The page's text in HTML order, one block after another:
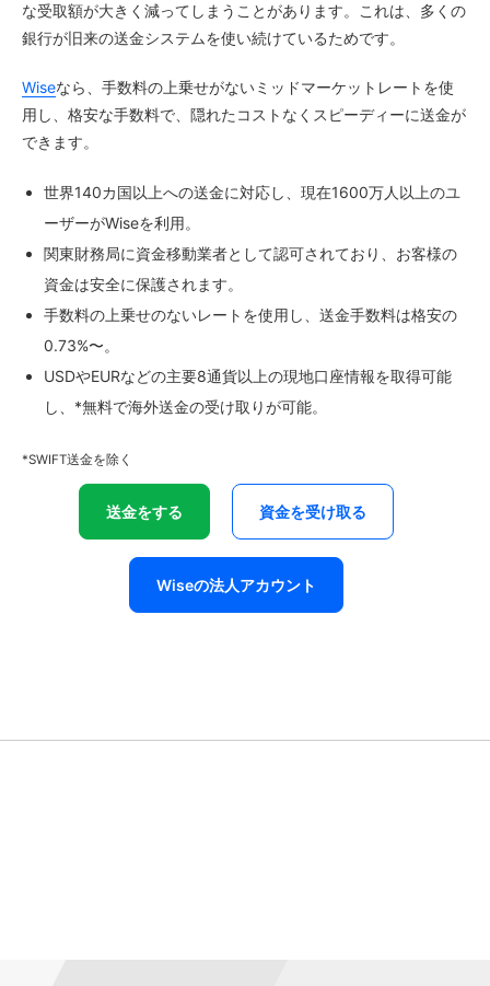
な受取額が大きく減ってしまうことがあります。これは、多くの
銀行が旧来の送金システムを使い続けているためです。
Wiseなら、手数料の上乗せがないミッドマーケットレートを使
用し、格安な手数料で、隠れたコストなくスピーディーに送金が
できます。
世界140カ国以上への送金に対応し、現在1600万人以上のユ
ーザーがWiseを利用。
関東財務局に資金移動業者として認可されており、お客様の
資金は安全に保護されます。
手数料の上乗せのないレートを使用し、送金手数料は格安の
0.73%〜。
USDやEURなどの主要8通貨以上の現地口座情報を取得可能
し、*無料で海外送金の受け取りが可能。
*SWIFT送金を除く
送金をする 資金を受け取る
Wiseの法人アカウント